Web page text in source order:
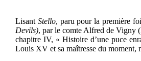
Lisant Stello, paru pour la première
Devils), par le comte Alfred de Vigny
chapitre IV, « Histoire d’une puce
Louis XV et sa maîtresse du moment,